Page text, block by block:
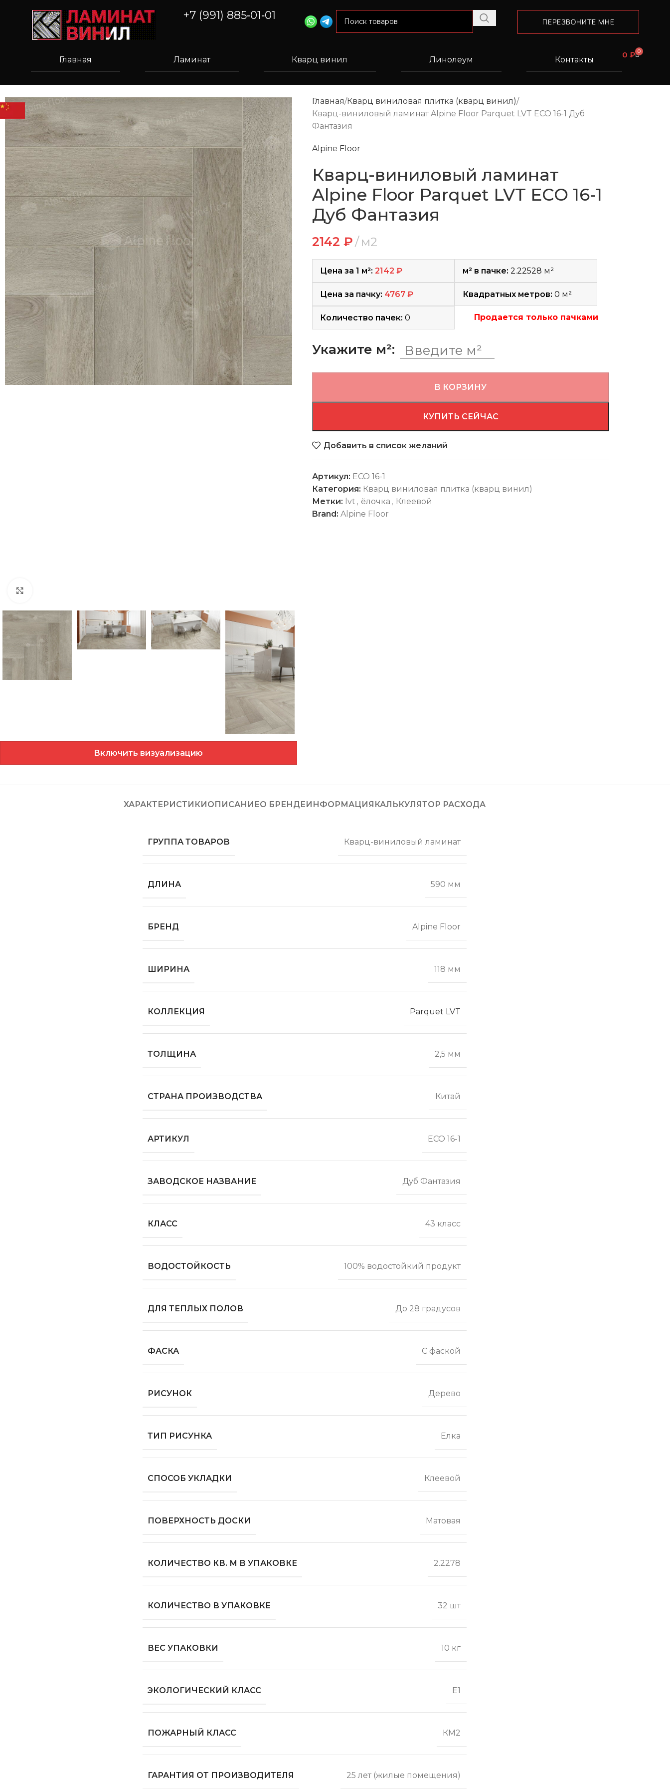
+7 (991) 885‑01‑01 ПЕРЕЗВОНИТЕ МНЕ
Главная Ламинат Кварц винил Линолеум Контакты
0 ₽ 0
Включить визуализацию
Главная Кварц виниловая плитка (кварц винил)
Кварц-виниловый ламинат Alpine Floor Parquet LVT ECO 16-1 Дуб
Фантазия
Alpine Floor
Кварц-виниловый ламинат
Alpine Floor Parquet LVT ECO 16-1
Дуб Фантазия
2142 ₽ м2
Цена за 1 м²: 2142 ₽ м² в пачке: 2.22528 м²
Цена за пачку: 4767 ₽ Квадратных метров: 0 м²
Количество пачек: 0 Продается только пачками
Укажите м²:
В КОРЗИНУ
КУПИТЬ СЕЙЧАС
Добавить в список желаний
Артикул: ECO 16-1
Категория: Кварц виниловая плитка (кварц винил)
Метки: lvt , ёлочка , Клеевой
Brand: Alpine Floor
ХАРАКТЕРИСТИКИОПИСАНИЕО БРЕНДЕИНФОРМАЦИЯ КАЛЬКУЛЯТОР РАСХОДА
ГРУППА ТОВАРОВ Кварц-виниловый ламинат
ДЛИНА 590 мм
БРЕНД Alpine Floor
ШИРИНА 118 мм
КОЛЛЕКЦИЯ Parquet LVT
ТОЛЩИНА 2,5 мм
СТРАНА ПРОИЗВОДСТВА Китай
АРТИКУЛ ECO 16-1
ЗАВОДСКОЕ НАЗВАНИЕ Дуб Фантазия
КЛАСС 43 класс
ВОДОСТОЙКОСТЬ 100% водостойкий продукт
ДЛЯ ТЕПЛЫХ ПОЛОВ До 28 градусов
ФАСКА С фаской
РИСУНОК Дерево
ТИП РИСУНКА Елка
СПОСОБ УКЛАДКИ Клеевой
ПОВЕРХНОСТЬ ДОСКИ Матовая
КОЛИЧЕСТВО КВ. М В УПАКОВКЕ 2.2278
КОЛИЧЕСТВО В УПАКОВКЕ 32 шт
ВЕС УПАКОВКИ 10 кг
ЭКОЛОГИЧЕСКИЙ КЛАСС Е1
ПОЖАРНЫЙ КЛАСС КМ2
ГАРАНТИЯ ОТ ПРОИЗВОДИТЕЛЯ 25 лет (жилые помещения)